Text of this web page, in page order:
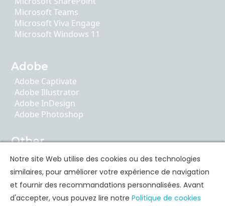
Microsoft Teams
Microsoft Viva Engage
Microsoft Windows 11
Adobe
Adobe Captivate
Adobe Illustrator
Adobe InDesign
Adobe Photoshop
Other
AI Literacy
ChatGPT
Google Apps
Notre site Web utilise des cookies ou des technologies
similaires, pour améliorer votre expérience de navigation
et fournir des recommandations personnalisées. Avant
d'accepter, vous pouvez lire notre Politique de cookies